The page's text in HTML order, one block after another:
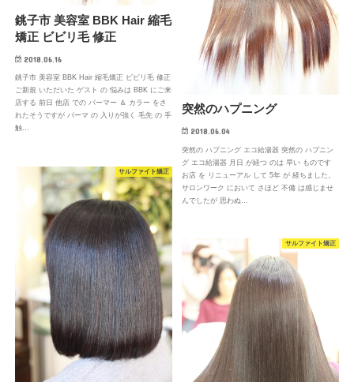
銚子市 美容室 BBK Hair 縮毛
矯正 ビビリ毛 修正
2018.06.16
銚子市 美容室 BBK Hair 縮毛矯正 ビビリ毛 修正
ご新規 いただいた ゲスト の 悩みは BBK にご来
店する 前日 他店 での パーマー ＆ カラー をさ
れたそうですが パーマ の 入りが強く 毛先 の 手
触…
突然のハプニング
2018.06.04
突然の ハプニング エコ給湯器 突然の ハプニン
グ エコ給湯器 月日 が経つ のは 早い ものです
お店 を リニューアル して 5年 が 経ちました。
サロンワーク において さほど 不備 は感じませ
んでしたが 思わぬ…
サルファイト矯正
サルファイト矯正